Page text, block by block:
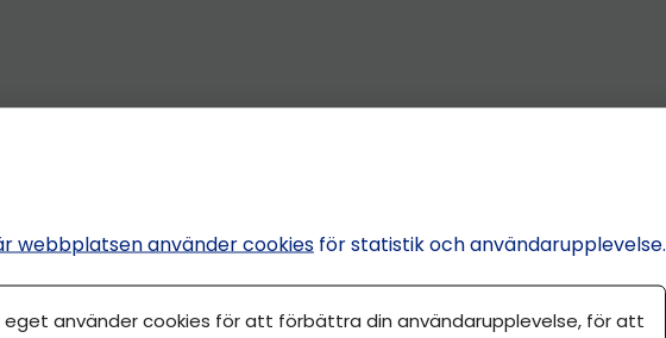
webbplatsen använder cookies för statistik och användarupplevelse.
eget använder cookies för att förbättra din användarupplevelse, för att